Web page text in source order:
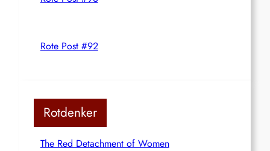
Rote Post #92
Rotdenker
The Red Detachment of Women